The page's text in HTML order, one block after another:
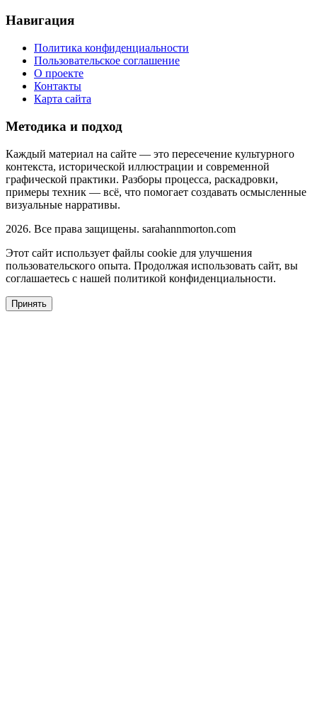
Навигация
Политика конфиденциальности
Пользовательское соглашение
О проекте
Контакты
Карта сайта
Методика и подход
Каждый материал на сайте — это пересечение культурного
контекста, исторической иллюстрации и современной
графической практики. Разборы процесса, раскадровки,
примеры техник — всё, что помогает создавать осмысленные
визуальные нарративы.
2026. Все права защищены. sarahannmorton.com
Этот сайт использует файлы cookie для улучшения
пользовательского опыта. Продолжая использовать сайт, вы
соглашаетесь с нашей политикой конфиденциальности.
Принять